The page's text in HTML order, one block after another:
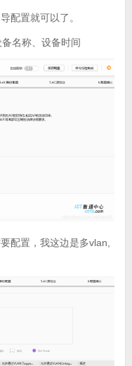
配置就可以了。
名称、设备时间
配置，我这边是多vlan,